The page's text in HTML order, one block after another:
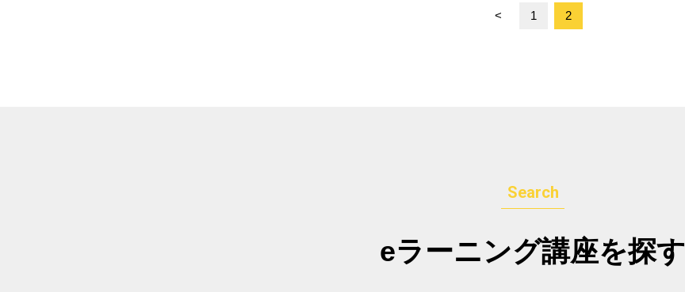
< 1 2
Search
eラーニング講座を探す